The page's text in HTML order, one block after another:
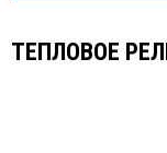
ТЕПЛОВОЕ